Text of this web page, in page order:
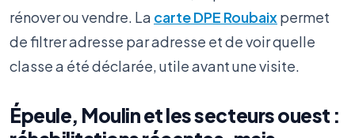
rénover ou vendre. La carte DPE Roubaixpermet
de filtrer adresse par adresse et de voir quelle
classe a été déclarée, utile avant une visite.
Épeule, Moulin et les secteurs ouest :